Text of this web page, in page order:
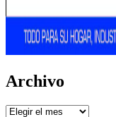
Archivo
Archivo